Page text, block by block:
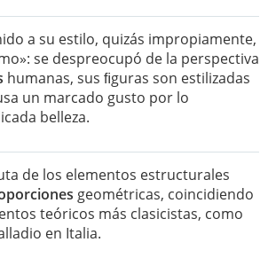
a su estilo, quizás impropiamente,
se despreocupó de la perspectiva
humanas, sus ﬁguras son estilizadas
un marcado gusto por lo
belleza.
de los elementos estructurales
geométricas, coincidiendo
teóricos más clasicistas, como
en Italia.